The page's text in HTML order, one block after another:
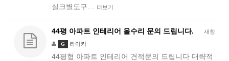
실크별도구…
더보기
새창
44평 아파트 인테리어 올수리 문의 드립니다.
G 라이키
44평형 아파트 인테리어 견적문의 드립니다 대략적